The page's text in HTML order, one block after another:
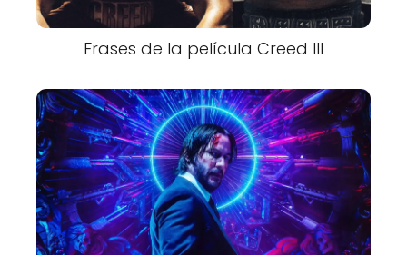
Frases de la película Creed III